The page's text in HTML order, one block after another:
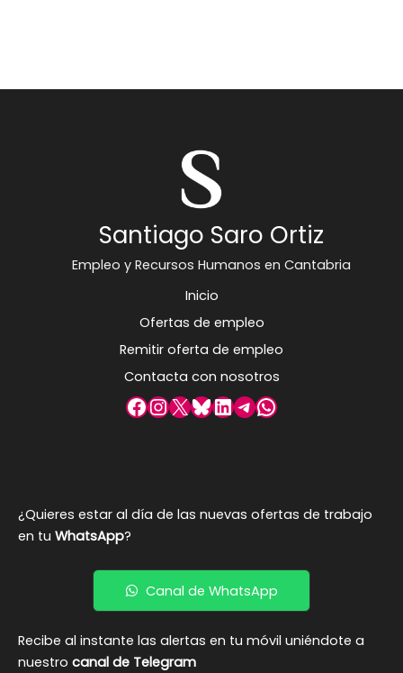
Santiago Saro Ortiz
Empleo y Recursos Humanos en Cantabria
Inicio
Ofertas de empleo
Remitir oferta de empleo
Contacta con nosotros
Facebook
Instagram
X Bluesky
LinkedIn
Telegram
WhatsApp
¿Quieres estar al día de las nuevas ofertas de trabajo
en tu WhatsApp?
Canal de WhatsApp
Recibe al instante las alertas en tu móvil uniéndote a
nuestro canal de Telegram